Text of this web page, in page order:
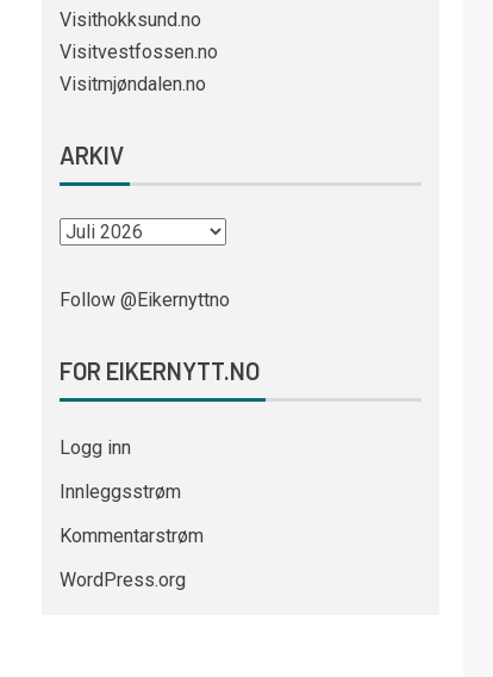
Visithokksund.no
Visitvestfossen.no
Visitmjøndalen.no
ARKIV
Follow @Eikernyttno
FOR EIKERNYTT.NO
Logg inn
Innleggsstrøm
Kommentarstrøm
WordPress.org